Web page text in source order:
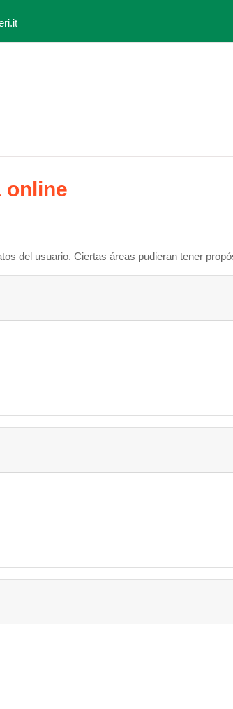
online
del usuario. Ciertas áreas pudieran tener